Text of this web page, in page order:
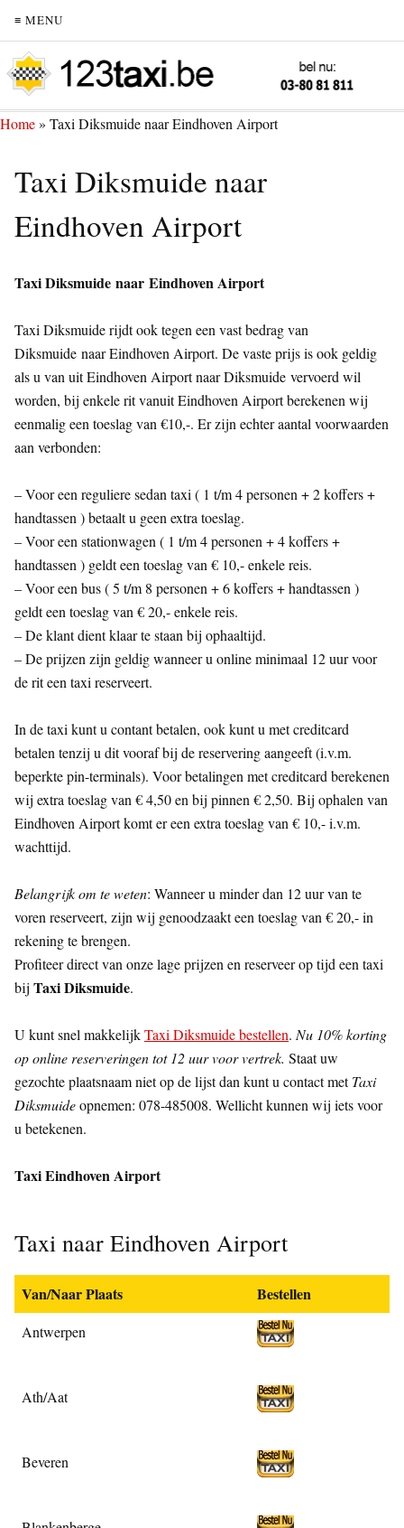
≡ MENU
Home» Taxi Diksmuide naar Eindhoven Airport
Taxi Diksmuide naar
Eindhoven Airport
Taxi Diksmuide naar Eindhoven Airport
Taxi Diksmuide rijdt ook tegen een vast bedrag van
Diksmuide naar Eindhoven Airport. De vaste prijs is ook geldig
als u van uit Eindhoven Airport naar Diksmuide vervoerd wil
worden, bij enkele rit vanuit Eindhoven Airport berekenen wij
eenmalig een toeslag van €10,-. Er zijn echter aantal voorwaarden
aan verbonden:
– Voor een reguliere sedan taxi ( 1 t/m 4 personen + 2 koffers +
handtassen ) betaalt u geen extra toeslag.
– Voor een stationwagen ( 1 t/m 4 personen + 4 koffers +
handtassen ) geldt een toeslag van € 10,- enkele reis.
– Voor een bus ( 5 t/m 8 personen + 6 koffers + handtassen )
geldt een toeslag van € 20,- enkele reis.
– De klant dient klaar te staan bij ophaaltijd.
– De prijzen zijn geldig wanneer u online minimaal 12 uur voor
de rit een taxi reserveert.
In de taxi kunt u contant betalen, ook kunt u met creditcard
betalen tenzij u dit vooraf bij de reservering aangeeft (i.v.m.
beperkte pin-terminals). Voor betalingen met creditcard berekenen
wij extra toeslag van € 4,50 en bij pinnen € 2,50. Bij ophalen van
Eindhoven Airport komt er een extra toeslag van € 10,- i.v.m.
wachttijd.
Belangrijk om te weten: Wanneer u minder dan 12 uur van te
voren reserveert, zijn wij genoodzaakt een toeslag van € 20,- in
rekening te brengen.
Profiteer direct van onze lage prijzen en reserveer op tijd een taxi
bij Taxi Diksmuide.
U kunt snel makkelijkTaxi Diksmuide bestellen. Nu 10% korting
op online reserveringen tot 12 uur voor vertrek. Staat uw
gezochte plaatsnaam niet op de lijst dan kunt u contact metTaxi
Diksmuideopnemen: 078-485008. Wellicht kunnen wij iets voor
u betekenen.
Taxi Eindhoven Airport
Taxi naar Eindhoven Airport
Van/Naar Plaats Bestellen
Antwerpen
Ath/Aat
Beveren